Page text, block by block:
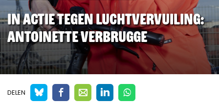
In actie tegen luchtvervuiling:
Antoinette Verbrugge
DELEN